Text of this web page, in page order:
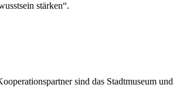
stärken“.
sind das Stadtmuseum und